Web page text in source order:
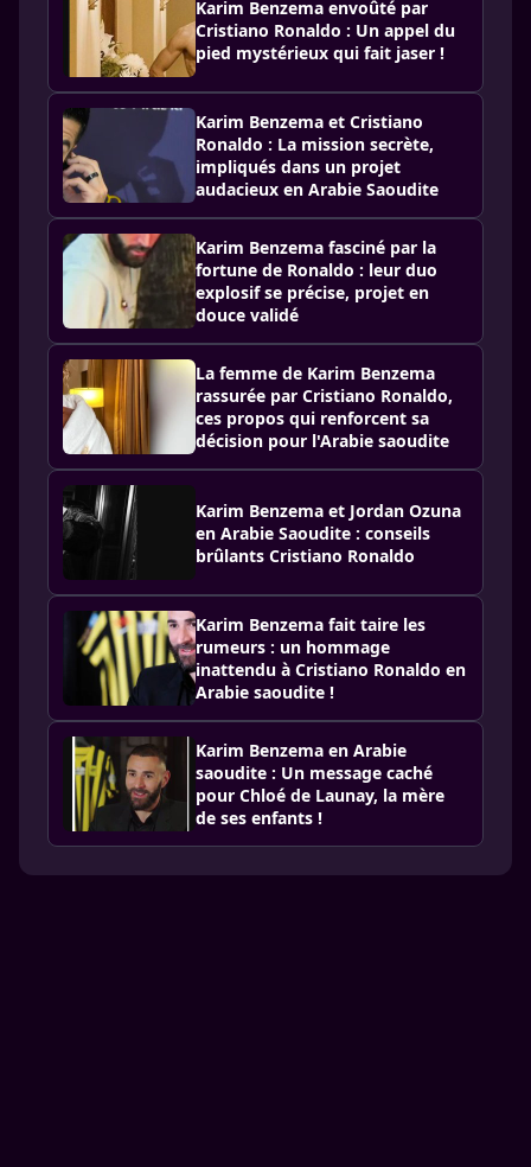
Karim Benzema envoûté par
Cristiano Ronaldo : Un appel du
pied mystérieux qui fait jaser !
Karim Benzema et Cristiano
Ronaldo : La mission secrète,
impliqués dans un projet
audacieux en Arabie Saoudite
Karim Benzema fasciné par la
fortune de Ronaldo : leur duo
explosif se précise, projet en
douce validé
La femme de Karim Benzema
rassurée par Cristiano Ronaldo,
ces propos qui renforcent sa
décision pour l'Arabie saoudite
Karim Benzema et Jordan Ozuna
en Arabie Saoudite : conseils
brûlants Cristiano Ronaldo
Karim Benzema fait taire les
rumeurs : un hommage
inattendu à Cristiano Ronaldo en
Arabie saoudite !
Karim Benzema en Arabie
saoudite : Un message caché
pour Chloé de Launay, la mère
de ses enfants !